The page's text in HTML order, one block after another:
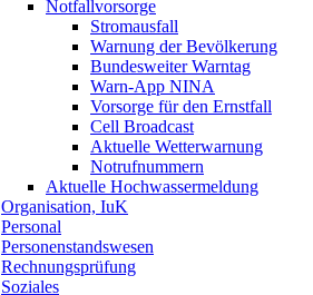
Notfallvorsorge
Stromausfall
Warnung der Bevölkerung
Bundesweiter Warntag
Warn-App NINA
Vorsorge für den Ernstfall
Cell Broadcast
Aktuelle Wetterwarnung
Notrufnummern
Aktuelle Hochwassermeldung
Organisation, IuK
Personal
Personenstandswesen
Rechnungsprüfung
Soziales